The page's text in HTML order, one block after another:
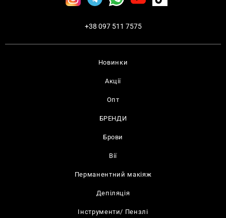
Новинки
Акції
Опт
БРЕНДИ
Брови
Вії
Перманентний макіяж
Депіляція
Інструменти/ Пензлі
+38 097 511 7575